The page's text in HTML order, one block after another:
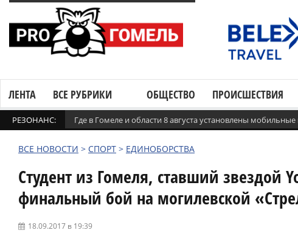
ЛЕНТА ВСЕ РУБРИКИ ОБЩЕСТВО ПРОИСШЕСТВИЯ
РЕЗОНАНС: Где в Гомеле и области 8 августа установлены
ВСЕ НОВОСТИ > СПОРТ > ЕДИНОБОРСТВА
Студент из Гомеля, ставший звездой
финальный бой на могилевской
18.09.2017 в 19:39